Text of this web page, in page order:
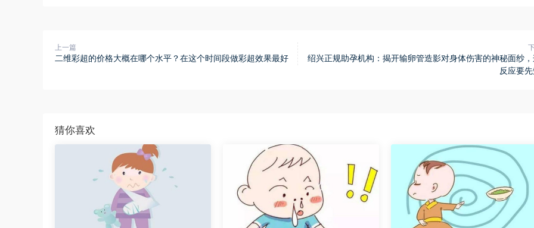
上一篇
二维彩超的价格大概在哪个水平？在这个时间段做彩超效果最好
绍兴正规助孕机构：揭开输卵管造影对身体伤害的神秘面纱
反应要
猜你喜欢